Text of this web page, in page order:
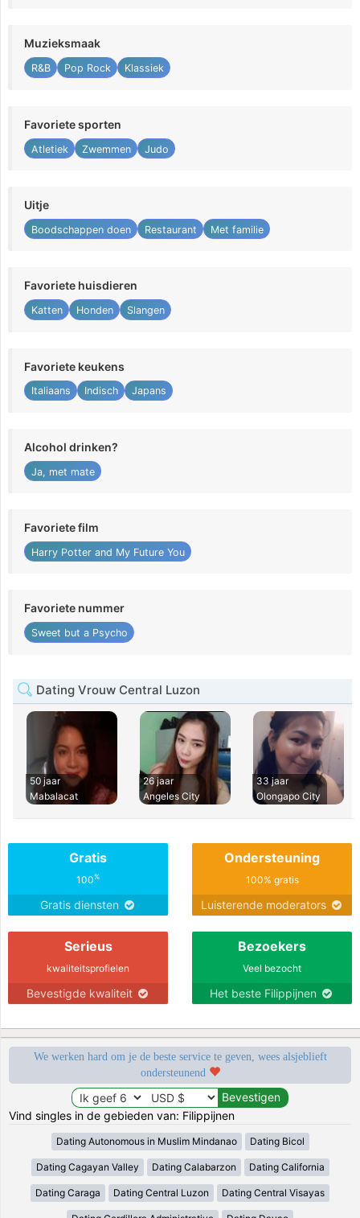
Muzieksmaak
R&B Pop Rock Klassiek
Favoriete sporten
Atletiek Zwemmen Judo
Uitje
Boodschappen doen Restaurant Met familie
Favoriete huisdieren
Katten Honden Slangen
Favoriete keukens
Italiaans Indisch Japans
Alcohol drinken?
Ja, met mate
Favoriete film
Harry Potter and My Future You
Favoriete nummer
Sweet but a Psycho
Dating Vrouw Central Luzon
50 jaar
Mabalacat
26 jaar
Angeles City
33 jaar
Olongapo City
Gratis
100%
Gratis diensten
Ondersteuning
100% gratis
Luisterende moderators
Serieus
kwaliteitsprofielen
Bevestigde kwaliteit
Bezoekers
Veel bezocht
Het beste Filippijnen
We werken hard om je de beste service te geven, wees alsjeblieft
ondersteunend
Vind singles in de gebieden van: Filippijnen
Dating Autonomous in Muslim Mindanao Dating Bicol
Dating Cagayan Valley Dating Calabarzon Dating California
Dating Caraga Dating Central Luzon Dating Central Visayas